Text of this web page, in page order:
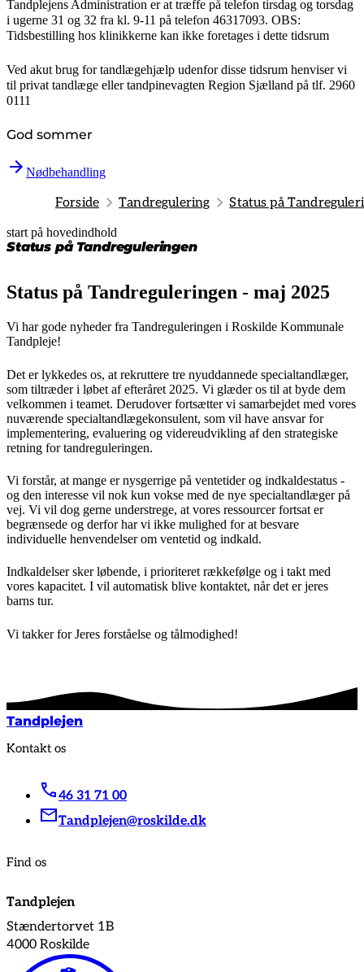
Tandplejens Administration er at træffe på telefon tirsdag og torsdag
i ugerne 31 og 32 fra kl. 9-11 på telefon 46317093. OBS:
Tidsbestilling hos klinikkerne kan ikke foretages i dette tidsrum
Ved akut brug for tandlægehjælp udenfor disse tidsrum henviser vi
til privat tandlæge eller tandpinevagten Region Sjælland på tlf. 2960
0111
God sommer
Nødbehandling
Forside Tandregulering Status på
start på hovedindhold
Status på Tandreguleringen
senest opdateret 19. maj 2025
Status på Tandreguleringen - maj 2025
Vi har gode nyheder fra Tandreguleringen i Roskilde Kommunale
Tandpleje!
Det er lykkedes os, at rekruttere tre nyuddannede specialtandlæger,
som tiltræder i løbet af efteråret 2025. Vi glæder os til at byde dem
velkommen i teamet. Derudover fortsætter vi samarbejdet med vores
nuværende specialtandlægekonsulent, som vil have ansvar for
implementering, evaluering og videreudvikling af den strategiske
retning for tandreguleringen.
Vi forstår, at mange er nysgerrige på ventetider og indkaldestatus -
og den interesse vil nok kun vokse med de nye specialtandlæger på
vej. Vi vil dog gerne understrege, at vores ressourcer fortsat er
begrænsede og derfor har vi ikke mulighed for at besvare
individuelle henvendelser om ventetid og indkald.
Indkaldelser sker løbende, i prioriteret rækkefølge og i takt med
vores kapacitet. I vil automatisk blive kontaktet, når det er jeres
barns tur.
Vi takker for Jeres forståelse og tålmodighed!
Tandplejen
Kontakt os
46 31 71 00
Tandplejen@roskilde.dk
Find os
Tandplejen
Stændertorvet 1B
4000 Roskilde